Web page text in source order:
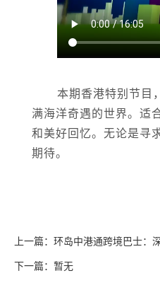
本期香港特别节目
满海洋奇遇的世界。适
和美好回忆。无论是寻
期待。
上一篇：环岛中港通跨境巴士：
下一篇：暂无